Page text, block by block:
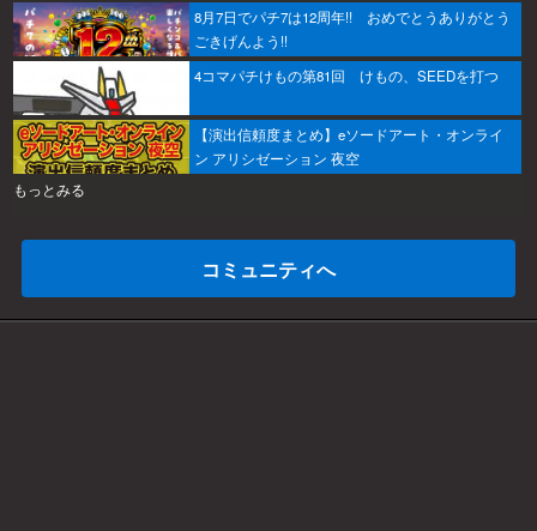
8月7日でパチ7は12周年!! おめでとうありがとう
ごきげんよう!!
4コマパチけもの第81回 けもの、SEEDを打つ
【演出信頼度まとめ】eソードアート・オンライ
ン アリシゼーション 夜空
もっとみる
コミュニティへ